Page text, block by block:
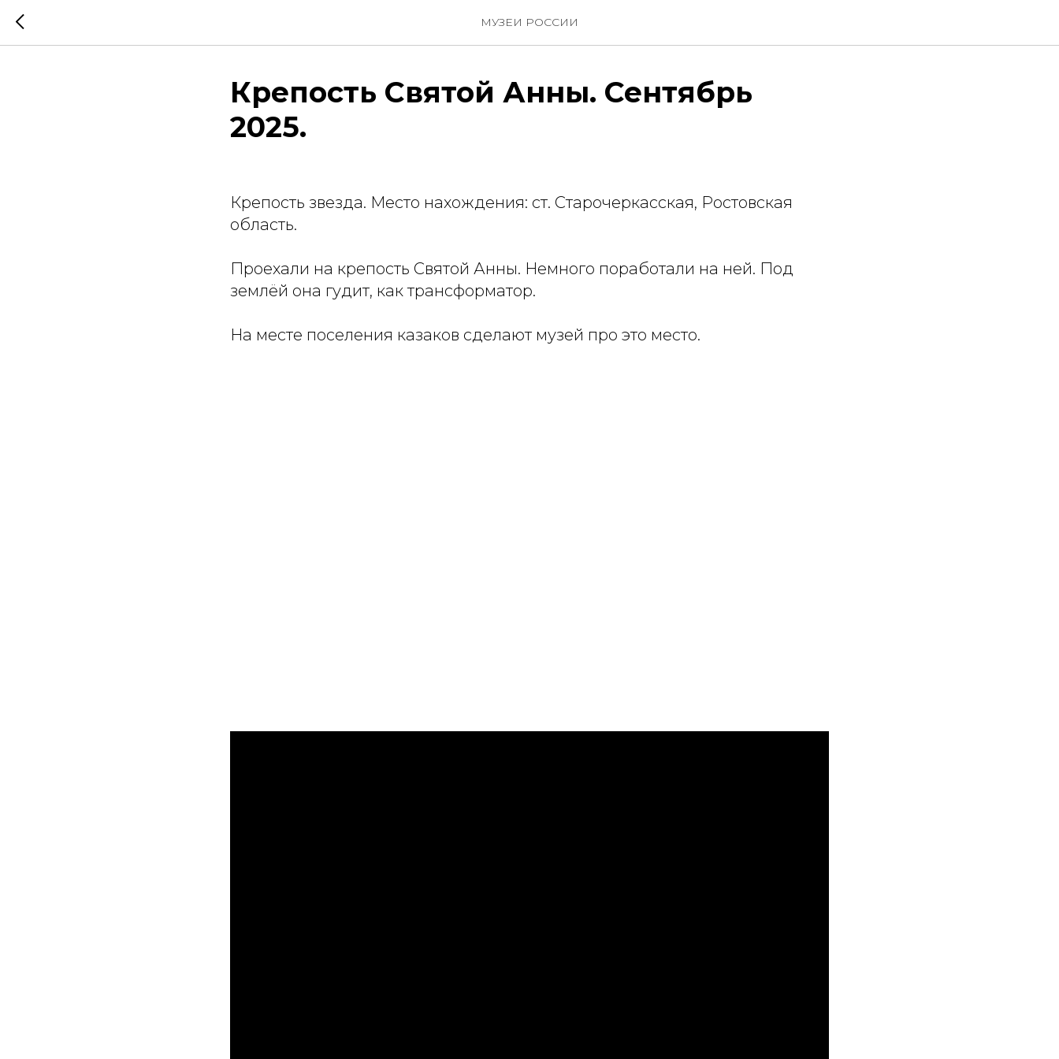
МУЗЕИ РОССИИ
Крепость Святой Анны. Сентябрь
2025.
Крепость звезда. Место нахождения: ст. Старочеркасская, Ростовская
область.
Проехали на крепость Святой Анны. Немного поработали на ней. Под
землёй она гудит, как трансформатор.
На месте поселения казаков сделают музей про это место.